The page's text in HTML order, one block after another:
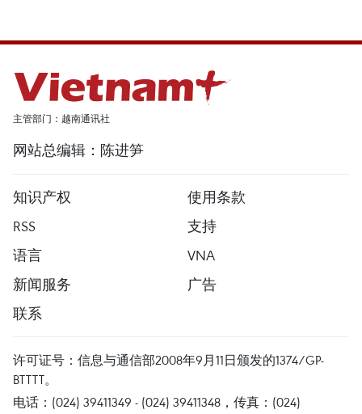
主管部门：越南通讯社
网站总编辑：陈进笋
知识产权
使用条款
RSS
支持
语言
VNA
新闻服务
广告
联系
许可证号：信息与通信部2008年9月11日颁发的1374/GP-
BTTTT。
电话：(024) 39411349 - (024) 39411348，传真：(024)